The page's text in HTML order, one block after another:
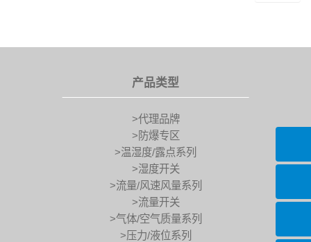
产品类型
>代理品牌
>防爆专区
>温湿度/露点系列
>湿度开关
>流量/风速风量系列
>流量开关
>气体/空气质量系列
>压力/液位系列